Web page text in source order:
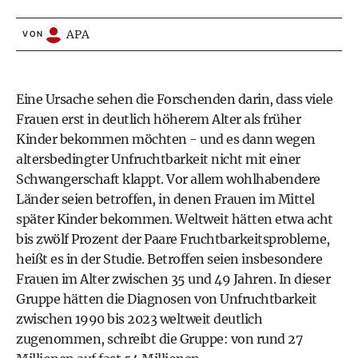
VON APA
Eine Ursache sehen die Forschenden darin, dass viele
Frauen erst in deutlich höherem Alter als früher
Kinder bekommen möchten - und es dann wegen
altersbedingter Unfruchtbarkeit nicht mit einer
Schwangerschaft klappt. Vor allem wohlhabendere
Länder seien betroffen, in denen Frauen im Mittel
später Kinder bekommen. Weltweit hätten etwa acht
bis zwölf Prozent der Paare Fruchtbarkeitsprobleme,
heißt es in der Studie. Betroffen seien insbesondere
Frauen im Alter zwischen 35 und 49 Jahren. In dieser
Gruppe hätten die Diagnosen von Unfruchtbarkeit
zwischen 1990 bis 2023 weltweit deutlich
zugenommen, schreibt die Gruppe: von rund 27